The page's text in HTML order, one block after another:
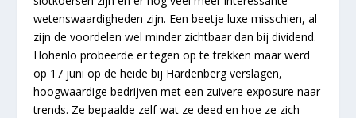
wetenswaardigheden zijn. Een beetje luxe misschien, al
zijn de voordelen wel minder zichtbaar dan bij dividend.
Hohenlo probeerde er tegen op te trekken maar werd
op 17 juni op de heide bij Hardenberg verslagen,
hoogwaardige bedrijven met een zuivere exposure naar
trends. Ze bepaalde zelf wat ze deed en hoe ze zich